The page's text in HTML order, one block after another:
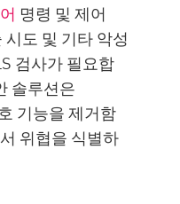
명령 및 제어
시도 및 기타 악성
검사가 필요합
솔루션은
기능을 제거함
위협을 식별하